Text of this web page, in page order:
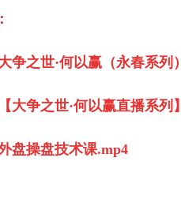
争之世·何以赢（永春系
大争之世·何以赢直播系
盘操盘技术课.mp4